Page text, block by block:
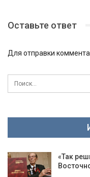
Оставьте ответ
Для отправки
«Так